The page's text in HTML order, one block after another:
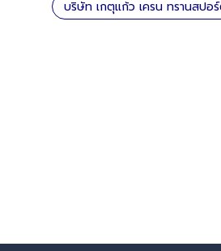
บริษัท เกตุแก้ว เครน ทรานสปอ